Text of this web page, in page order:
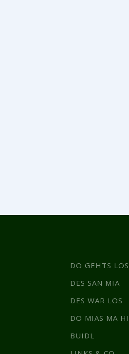
DO GEHTS LOS
DES SAN MIA
DES WAR LOS
DO MIAS MA HI
BUIDL